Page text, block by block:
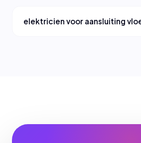
elektricien voor aansluiting